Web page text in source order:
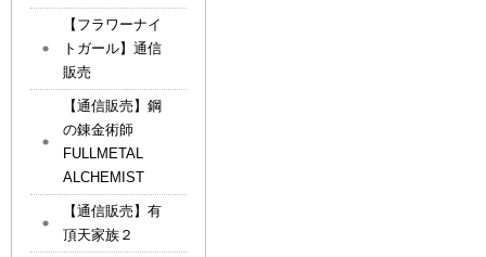
【フラワーナイ
トガール】通信
販売
【通信販売】鋼
の錬金術師
FULLMETAL
ALCHEMIST
【通信販売】有
頂天家族２